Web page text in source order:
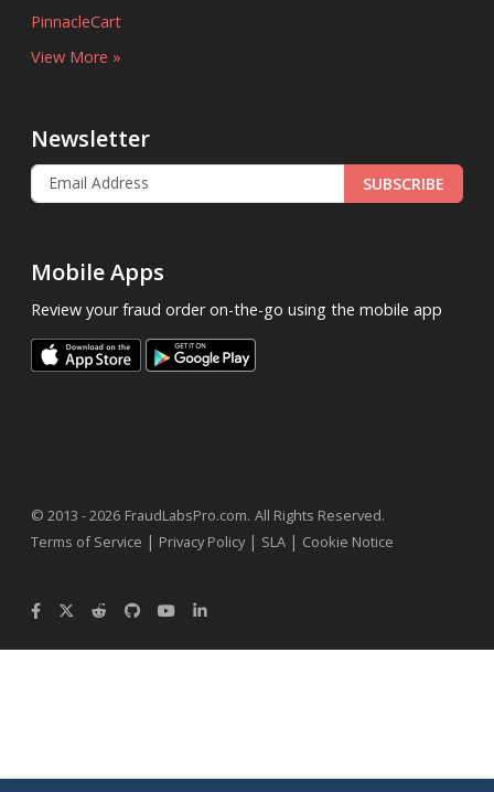
PinnacleCart
View More »
Newsletter
SUBSCRIBE
Mobile Apps
Review your fraud order on-the-go using the mobile app
© 2013 - 2026 FraudLabsPro.com. All Rights Reserved.
Terms of Service | Privacy Policy| SLA | Cookie Notice